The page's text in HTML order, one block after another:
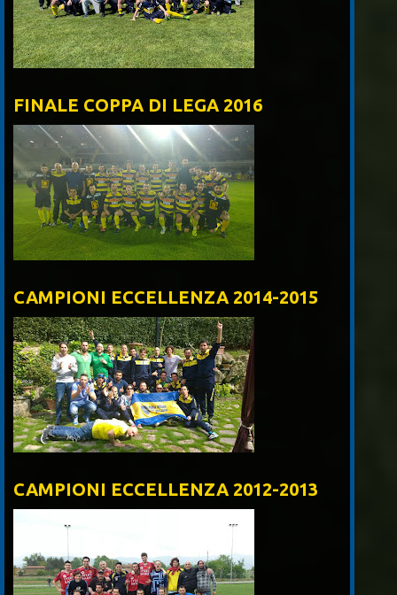
FINALE COPPA DI LEGA 2016
CAMPIONI ECCELLENZA 2014-2015
CAMPIONI ECCELLENZA 2012-2013